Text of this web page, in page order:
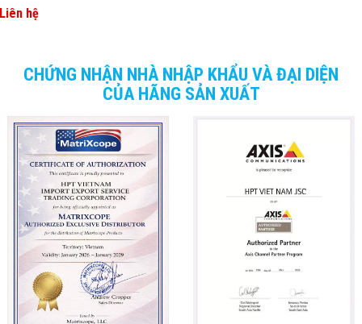
hệ
CHỨNG NHẬN NHÀ NHẬP KHẨU VÀ ĐẠI DIỆN
CỦA HÃNG SẢN XUẤT